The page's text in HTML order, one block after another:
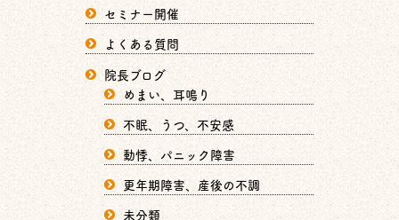
セミナー開催
よくある質問
院長ブログ
めまい、耳鳴り
不眠、うつ、不安感
動悸、パニック障害
更年期障害、産後の不調
未分類